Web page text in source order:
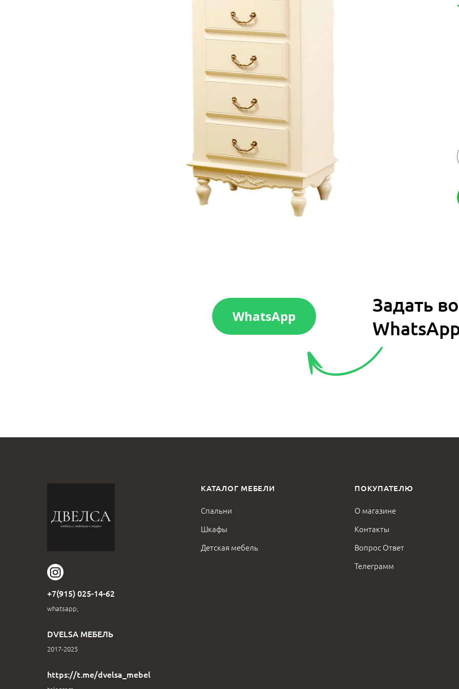
WhatsApp
Задать
+7(915) 025-14-62
whatsapp;
DVELSA МЕБЕЛЬ
2017-2025
https://t.me/dvelsa_mebel
КАТАЛОГ МЕБЕЛИ
Спальни
Шкафы
Детская мебель
ПОКУПАТЕЛЮ
О магазине
Контакты
Вопрос Ответ
Телеграмм